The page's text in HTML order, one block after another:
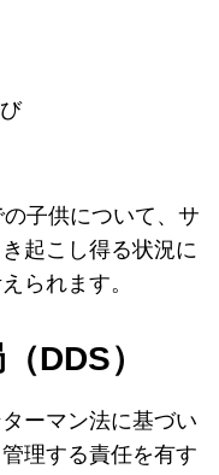
子供について、サ
起こし得る状況に
られます。
DDS）
ーマン法に基づい
理する責任を有す